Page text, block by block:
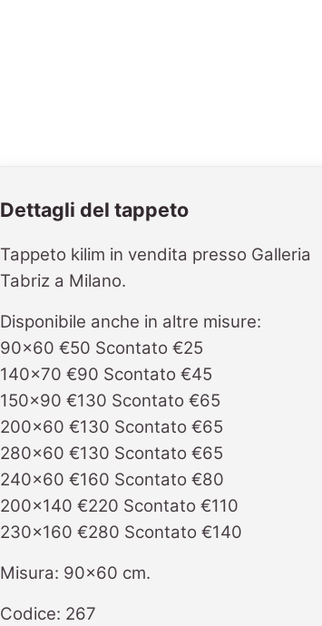
Dettagli del tappeto
Tappeto kilim in vendita presso Galleria
Tabriz a Milano.
Disponibile anche in altre misure:
90x60 €50 Scontato €25
140x70 €90 Scontato €45
150x90 €130 Scontato €65
200x60 €130 Scontato €65
280x60 €130 Scontato €65
240x60 €160 Scontato €80
200x140 €220 Scontato €110
230x160 €280 Scontato €140
Misura: 90x60 cm.
Codice: 267